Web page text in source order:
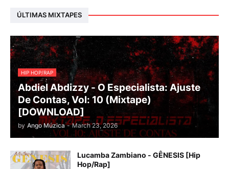
ÚLTIMAS MIXTAPES
HIP HOP/RAP
Abdiel Abdizzy - O Especialista: Ajuste
De Contas, Vol: 10 (Mixtape)
[DOWNLOAD]
by Ango Múzica - March 23, 2026
Lucamba Zambiano - GÊNESIS [Hip
Hop/Rap]